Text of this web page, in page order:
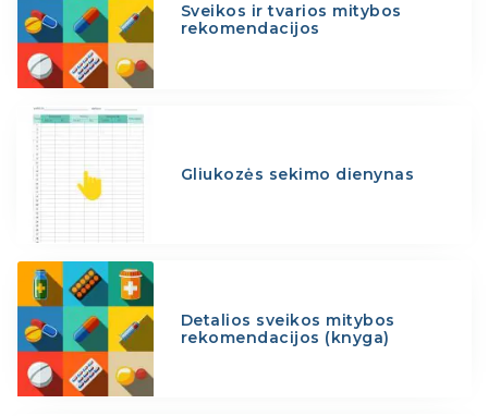
Sveikos ir tvarios mitybos
rekomendacijos
Gliukozės sekimo dienynas
Detalios sveikos mitybos
rekomendacijos (knyga)